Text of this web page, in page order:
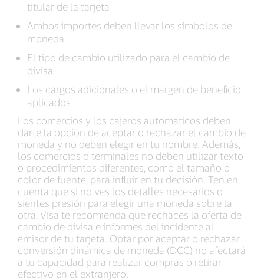
titular de la tarjeta
Ambos importes deben llevar los símbolos de
moneda
El tipo de cambio utilizado para el cambio de
divisa
Los cargos adicionales o el margen de beneficio
aplicados
Los comercios y los cajeros automáticos deben
darte la opción de aceptar o rechazar el cambio de
moneda y no deben elegir en tu nombre. Además,
los comercios o terminales no deben utilizar texto
o procedimientos diferentes, como el tamaño o
color de fuente, para influir en tu decisión. Ten en
cuenta que si no ves los detalles necesarios o
sientes presión para elegir una moneda sobre la
otra, Visa te recomienda que rechaces la oferta de
cambio de divisa e informes del incidente al
emisor de tu tarjeta. Optar por aceptar o rechazar
conversión dinámica de moneda (DCC) no afectará
a tu capacidad para realizar compras o retirar
efectivo en el extranjero.